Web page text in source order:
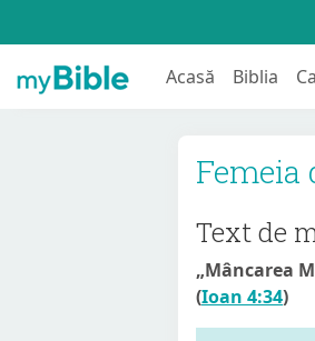
Acasă Biblia
Femeia
Text de
„Mâncarea
(Ioan 4:34)